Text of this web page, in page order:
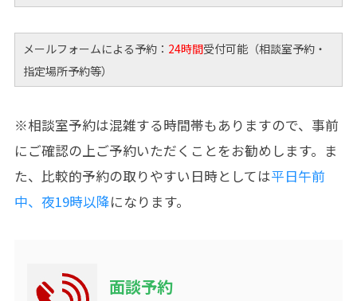
メールフォームによる予約： 24時間受付可能（相談室予約・
指定場所予約等）
※相談室予約は混雑する時間帯もありますので、事前
にご確認の上ご予約いただくことをお勧めします。ま
た、比較的予約の取りやすい日時としては平日午前
中、夜19時以降になります。
面談予約